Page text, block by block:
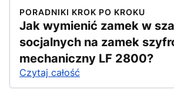
PORADNIKI KROK PO KROKU
Jak wymienić zamek w
socjalnych na zamek
mechaniczny LF 2800?
Czytaj całość